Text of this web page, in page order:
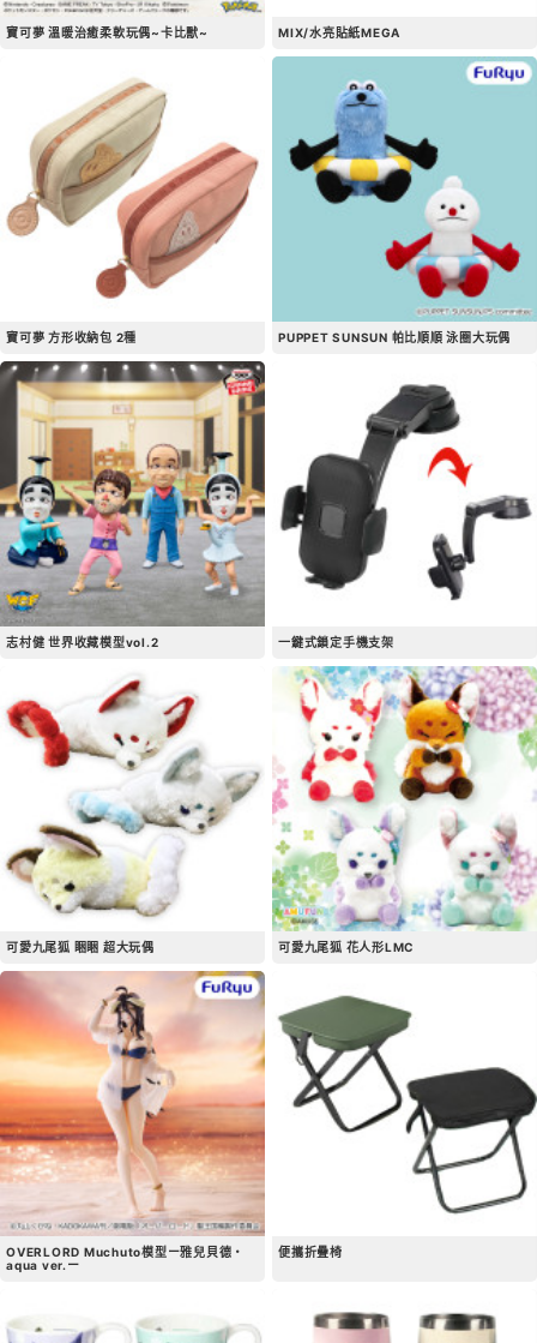
寶可夢 溫暖治癒柔軟玩偶~卡比獸~ MIX/水亮貼紙MEGA
寶可夢 方形收納包 2種 PUPPET SUNSUN 帕比順順 泳圈大玩偶
志村健 世界收藏模型vol.2 一鍵式鎖定手機支架
可愛九尾狐 睏睏 超大玩偶 可愛九尾狐 花人形LMC
OVERLORD Muchuto模型ー雅兒貝德・
aqua ver.ー
便攜折疊椅